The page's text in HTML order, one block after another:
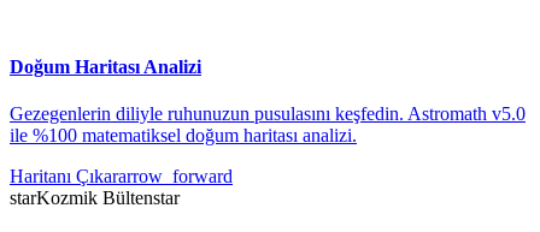
Doğum Haritası Analizi
Gezegenlerin diliyle ruhunuzun pusulasını keşfedin. Astromath v5.0
ile %100 matematiksel doğum haritası analizi.
Haritanı Çıkararrow_forward
starKozmik Bültenstar